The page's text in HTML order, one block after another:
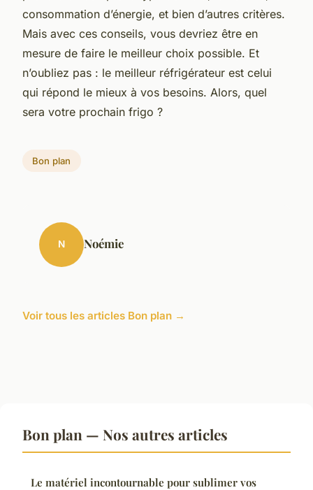
consommation d’énergie, et bien d’autres critères.
Mais avec ces conseils, vous devriez être en
mesure de faire le meilleur choix possible. Et
n’oubliez pas : le meilleur réfrigérateur est celui
qui répond le mieux à vos besoins. Alors, quel
sera votre prochain frigo ?
Bon plan
N Noémie
Voir tous les articles Bon plan →
Bon plan — Nos autres articles
Le matériel incontournable pour sublimer vos